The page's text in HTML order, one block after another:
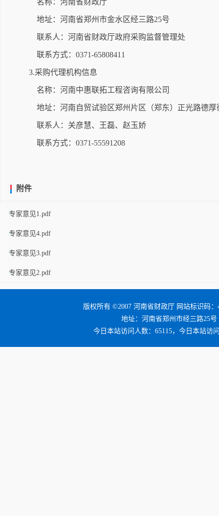
名称：河南省财政厅
地址：河南省郑州市金水区经三路25号
联系人：河南省财政厅政府采购监督管理处
联系方式：0371-65808411
3.采购代理机构信息
名称：河南中惠联拓工程咨询有限公司
地址：河南自贸试验区郑州片区（郑东）正光路德
联系人：关彦慧、王磊、赵玉娇
联系方式：0371-55591208
附件
专家意见1.pdf
专家意见4.pdf
专家意见3.pdf
专家意见2.pdf
版权所有 ©2007 河南省财政厅 网站标识码：
地址：河南省郑州市经三路25号
今日本站访问人数：65115，今日本站访